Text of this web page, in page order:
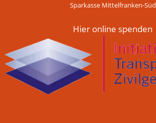
Sparkasse Mittelfranken-Süd
Hier online spenden